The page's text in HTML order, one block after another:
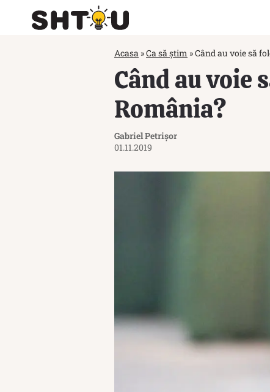
Acasa »Ca să știm »Când au voie să
Când au
România?
Gabriel Petrișor
01.11.2019